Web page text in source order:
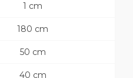
1 cm
180 cm
50 cm
40 cm